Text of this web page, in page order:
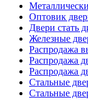
Оптовик
Двери стать
Железные
Распродажа
Распродажа
Распродажа
Стальные
Стальные